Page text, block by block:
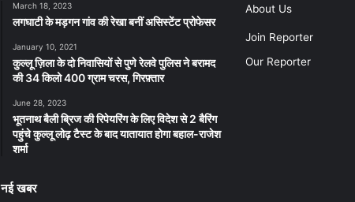
March 18, 2023
लगघाटी के मड़गन गांव की रेखा बनीं असिस्टेंट प्रोफेसर
January 10, 2021
कुल्लू ज़िला के दो निवासियों से पुणे रेलवे पुलिस ने बरामद
की 34 किलो 400 ग्राम चरस, गिरफ़्तार
June 28, 2023
भूतनाथ बैली ब्रिज की रिपेयरिंग के लिए विदेश से 2 बैरिंग
पहुंचे कुल्लू लोढ़ टैस्ट के बाद यातायात होगा बहाल-राजेश
शर्मा
नई खबर
About Us
Join Reporter
Our Reporter